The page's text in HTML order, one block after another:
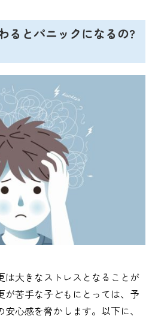
るとパニックになるの?
は大きなストレスとなることが
が苦手な子どもにとっては、予
心感を脅かします。以下に、